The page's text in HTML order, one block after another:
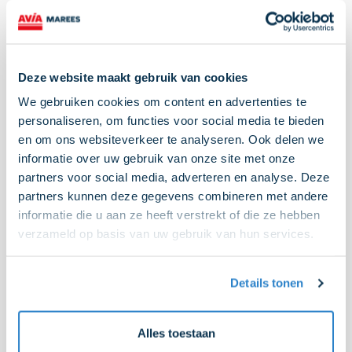
Deze website maakt gebruik van cookies
We gebruiken cookies om content en advertenties te
personaliseren, om functies voor social media te bieden
en om ons websiteverkeer te analyseren. Ook delen we
informatie over uw gebruik van onze site met onze
partners voor social media, adverteren en analyse. Deze
partners kunnen deze gegevens combineren met andere
informatie die u aan ze heeft verstrekt of die ze hebben
verzameld op basis van uw gebruik van hun services.
Details tonen
Alles toestaan
Boedelbak Self-Serive
Mobiliteitsplein
efficiënte locatie waar reizigers alles vinden wat
ze nodig hebben voor comfort onderweg. Of het
nu gaat om laden, tanken, autowassen of lekker
iets eten, alles is op één plek beschikbaar. Rijd je